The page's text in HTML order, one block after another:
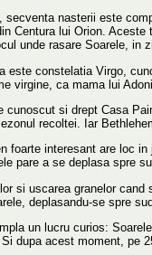
secventa nasterii este
Centura lui Orion.
unde rasare Soarele, in
este constelatia Virgo,
virgine, ca mama lui
cunoscut si drept Casa
recoltei. Iar
foarte interesant are loc
pare a se deplasa spre
si uscarea granelor cand
deplasandu-se spre
un lucru curios:
dupa acest moment, pe